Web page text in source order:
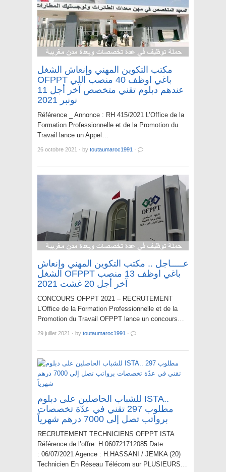
مكتب التكوين المهني وإنعاش الشغل
OFPPT باغي اوظف 40 منصب اللي
عندهم دبلوم تقني متخصص آخر أجل 11
نونبر 2021
Référence _ Annonce : RH 415/2021 L’Office de la
Formation Professionnelle et de la Promotion du
Travail lance un Appel…
26 octobre 2021 · by toutaumaroc1991 ·
عـــــاجل .. مكتب التكوين المهني وإنعاش
الشغل OFPPT باغي اوظف 13 منصب
آخر أجل 20 غشت 2021
CONCOURS OFPPT 2021 – RECRUTEMENT
L’Office de la Formation Professionnelle et de la
Promotion du Travail OFPPT lance un concours…
29 juillet 2021 · by toutaumaroc1991 ·
للشباب الحاصلين على دبلوم ISTA..
مطلوب 297 تقني في عدّة تخصصات
برواتب تصل إلى 7000 درهم شهرياً
RECRUTEMENT TECHNICIENS OFPPT ISTA
Référence de l’offre: H.060721712085 Date
: 06/07/2021 Agence : H.HASSANI / JEMKA (20)
Technicien En Réseau Télécom sur PLUSIEURS…